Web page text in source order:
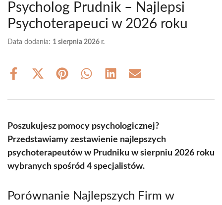
Psycholog Prudnik – Najlepsi
Psychoterapeuci w 2026 roku
Data dodania: 1 sierpnia 2026 r.
Share
Share
(Twitter)
Share Share Share Share
Poszukujesz pomocy psychologicznej?
Przedstawiamy zestawienie najlepszych
psychoterapeutów w Prudniku w sierpniu 2026 roku
wybranych spośród 4 specjalistów.
Porównanie Najlepszych Firm w